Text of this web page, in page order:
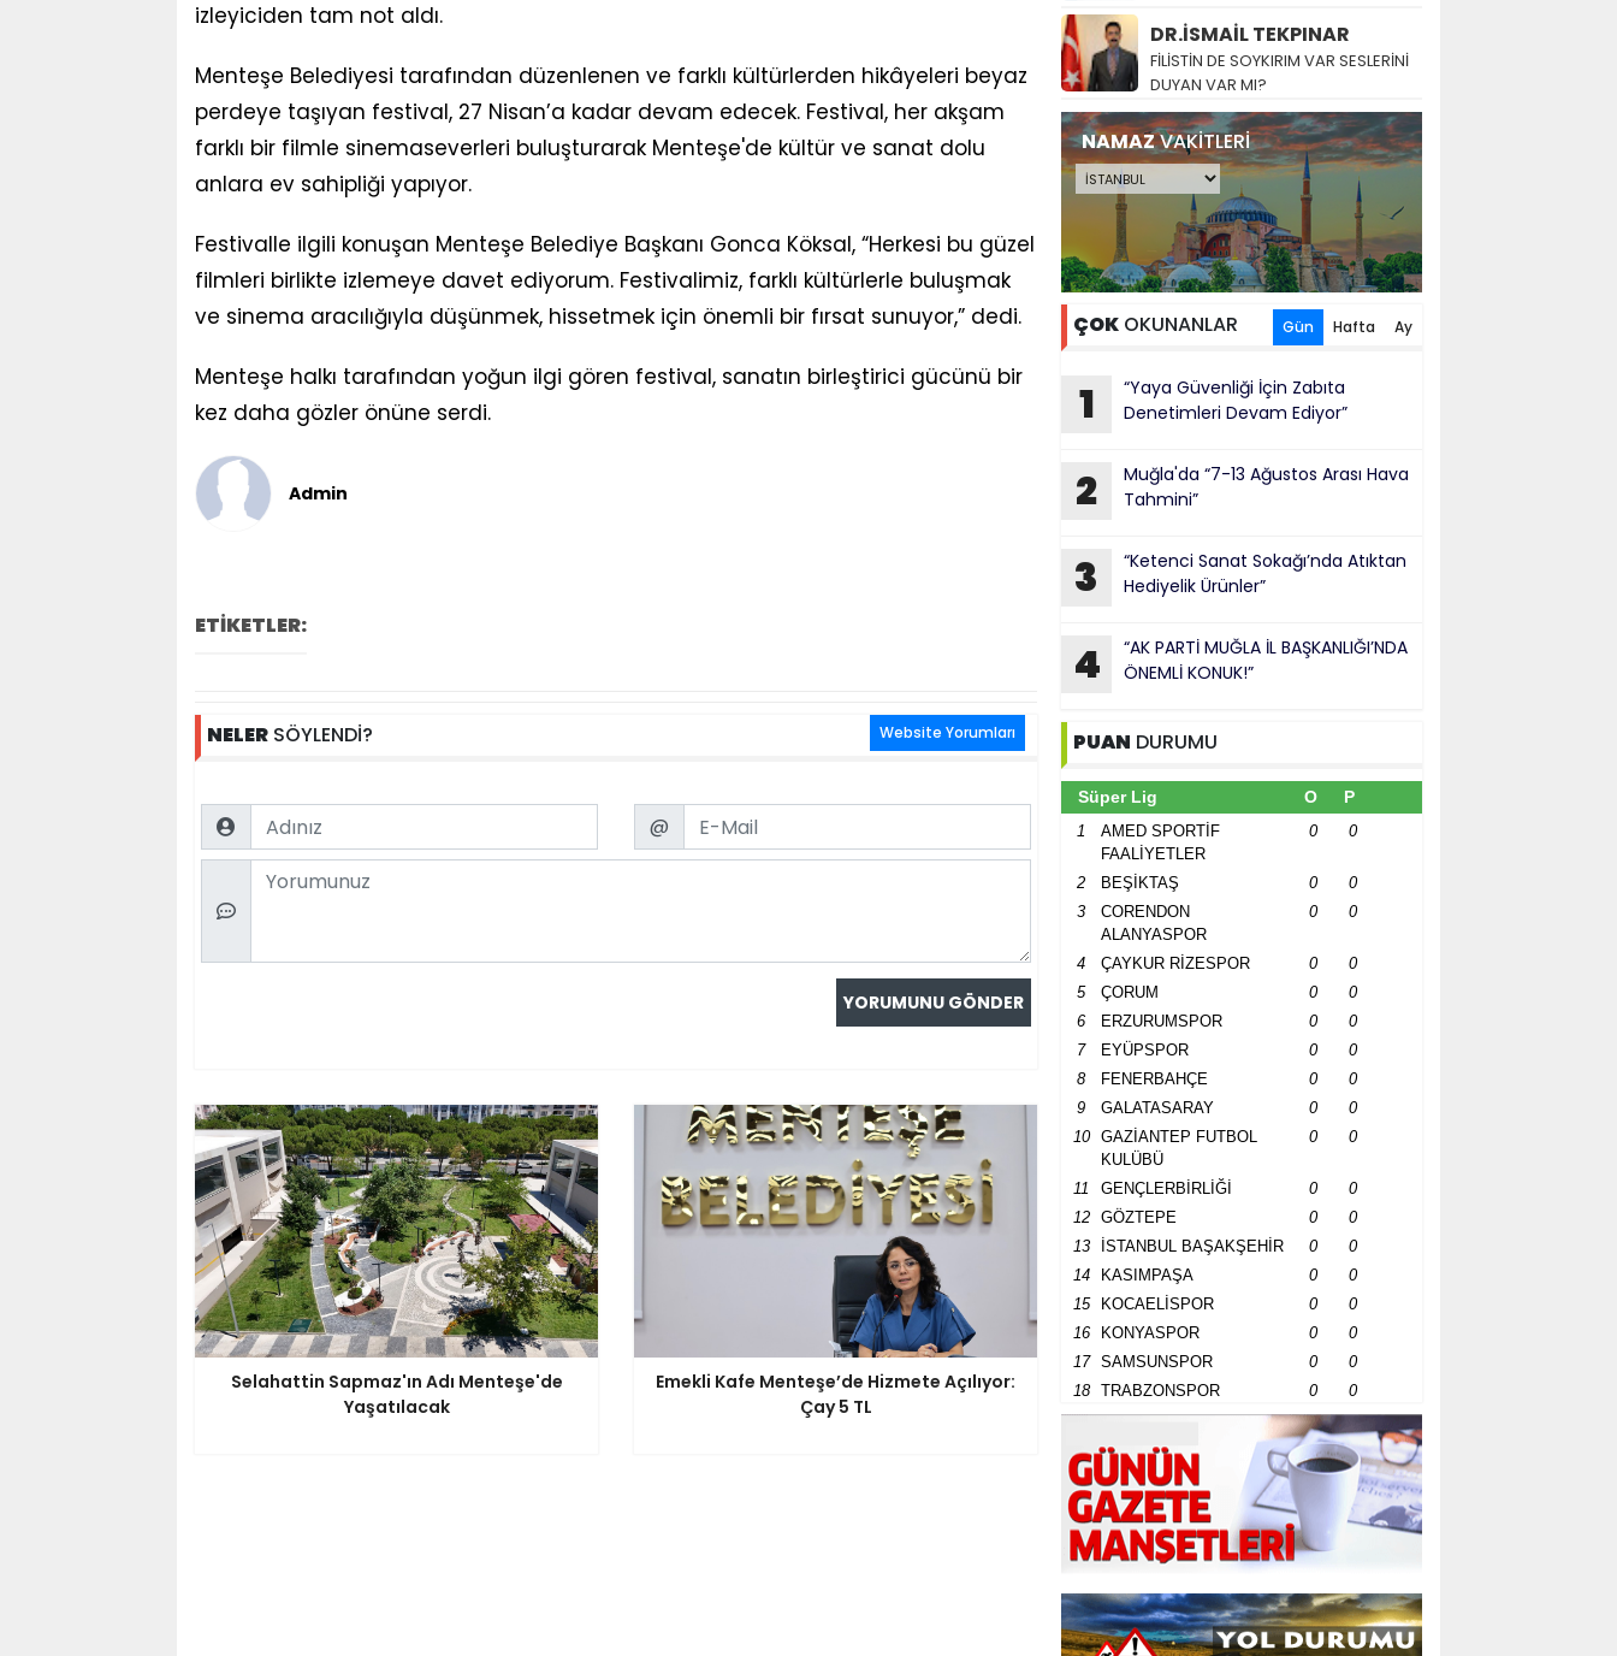
izleyiciden tam not aldı.
Menteşe Belediyesi tarafından düzenlenen ve farklı kültürlerden hikâyeleri beyaz
perdeye taşıyan festival, 27 Nisan’a kadar devam edecek. Festival, her akşam
farklı bir filmle sinemaseverleri buluşturarak Menteşe'de kültür ve sanat dolu
anlara ev sahipliği yapıyor.
Festivalle ilgili konuşan Menteşe Belediye Başkanı Gonca Köksal, “Herkesi bu güzel
filmleri birlikte izlemeye davet ediyorum. Festivalimiz, farklı kültürlerle buluşmak
ve sinema aracılığıyla düşünmek, hissetmek için önemli bir fırsat sunuyor,” dedi.
Menteşe halkı tarafından yoğun ilgi gören festival, sanatın birleştirici gücünü bir
kez daha gözler önüne serdi.
Admin
ETİKETLER:
NELER SÖYLENDİ? Website Yorumları
Name Email
@
Comment
Selahattin Sapmaz'ın Adı Menteşe'de
Yaşatılacak
Emekli Kafe Menteşe’de Hizmete Açılıyor:
Çay 5 TL
DR.İSMAİL TEKPINAR
FİLİSTİN DE SOYKIRIM VAR SESLERİNİ
DUYAN VAR MI?
NAMAZVAKİTLERİ
ÇOK OKUNANLAR Gün Hafta Ay
1
“Yaya Güvenliği İçin Zabıta
Denetimleri Devam Ediyor”
2
Muğla'da “7-13 Ağustos Arası Hava
Tahmini”
3
“Ketenci Sanat Sokağı’nda Atıktan
Hediyelik Ürünler”
4
“AK PARTİ MUĞLA İL BAŞKANLIĞI’NDA
ÖNEMLİ KONUK!”
PUAN DURUMU
Süper Lig O P
1
AMED SPORTİF
FAALİYETLER
0 0
2 BEŞİKTAŞ 0
0
3
CORENDON
ALANYASPOR
0 0
4 ÇAYKUR RİZESPOR 0
0
5
ÇORUM 0
0
6
ERZURUMSPOR 0
0
7
EYÜPSPOR 0
0
8
FENERBAHÇE 0
0
9
GALATASARAY 0
0
10
GAZİANTEP FUTBOL
KULÜBÜ
0 0
11 GENÇLERBİRLİĞİ 0
0
12
GÖZTEPE 0
0
13
İSTANBUL BAŞAKŞEHİR 0
0
14
KASIMPAŞA 0
0
15
KOCAELİSPOR 0
0
16
KONYASPOR 0
0
17
SAMSUNSPOR 0
0
18
TRABZONSPOR 0 0